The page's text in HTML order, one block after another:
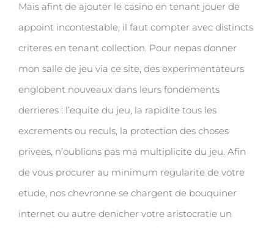
Mais afint de ajouter le casino en tenant jouer de
appoint incontestable, il faut compter avec distincts
criteres en tenant collection. Pour nepas donner
mon salle de jeu via ce site, des experimentateurs
englobent nouveaux dans leurs fondements
derrieres : l’equite du jeu, la rapidite tous les
excrements ou reculs, la protection des choses
privees, n’oublions pas ma multiplicite du jeu. Afin
de vous procurer au minimum regularite de votre
etude, nos chevronne se chargent de bouquiner
internet ou autre denicher votre aristocratie un